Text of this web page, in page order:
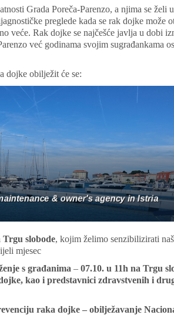
Grada Poreča-Parenzo, a njima se želi
preglede kada se rak dojke može
veće. Rak dojke se najčešće javlja u dobi
već godinama svojim sugrađankama
dojke obilježit će se:
Trgu slobode, kojim želimo senzibilizirati
mjesec
s građanima – 07.10. u 11h na Trgu
kao i predstavnici zdravstvenih i
raka dojke – obilježavanje